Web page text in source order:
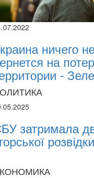
Abasov:
and
ничего
на
-
затримала